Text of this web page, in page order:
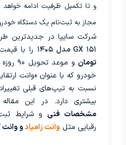
و تا تکمیل ظرفیت ادامه
مجاز به ثبت‌نام یک دستگاه
شرکت سایپا در جدیدترین
۱۵۱ GX مدل ۱۴۰۵
را با
تومان
و موعد
خودرو که با عنوان «وانت
نسبت به تیپ‌های قبلی
بیشتری دارد. در این
مشخصات فنی
رقبایی مثل وانت زامیادو وانت